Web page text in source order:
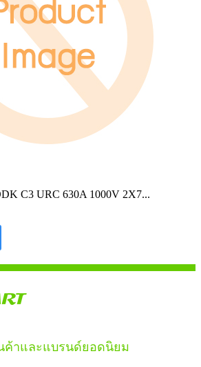
C3 URC 630A 1000V 2X7...
ค้าและแบรนด์ยอดนิยม